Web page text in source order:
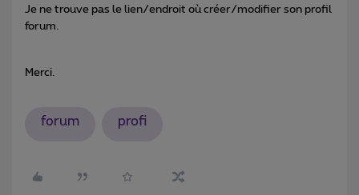
Je ne trouve pas le lien/endroit où créer/modifier son profil
forum.
Merci.
forum profi